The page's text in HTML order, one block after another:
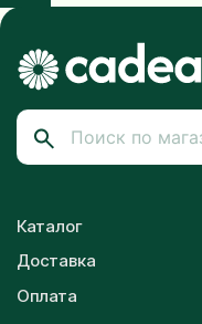
Каталог
Доставка
Оплата